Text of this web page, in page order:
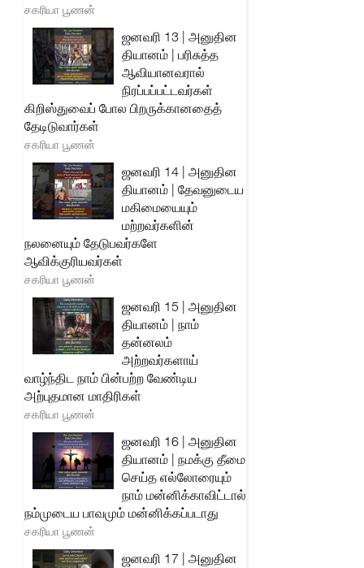
சகரியா பூணன்
ஜனவரி 13 | அனுதின
தியானம் | பரிசுத்த
ஆவியானவரால்
நிரப்பப்பட்டவர்கள்
கிறிஸ்துவைப் போல பிறருக்கானதைத்
தேடிடுவார்கள்
சகரியா பூணன்
ஜனவரி 14 | அனுதின
தியானம் | தேவனுடைய
மகிமையையும்
மற்றவர்களின்
நலனையும் தேடுபவர்களே
ஆவிக்குரியவர்கள்
சகரியா பூணன்
ஜனவரி 15 | அனுதின
தியானம் | நாம்
தன்னலம்
அற்றவர்களாய்
வாழ்ந்திட நாம் பின்பற்ற வேண்டிய
அற்புதமான மாதிரிகள்
சகரியா பூணன்
ஜனவரி 16 | அனுதின
தியானம் | நமக்கு தீமை
செய்த எல்லோரையும்
நாம் மன்னிக்காவிட்டால்
நம்முடைய பாவமும் மன்னிக்கப்படாது
சகரியா பூணன்
ஜனவரி 17 | அனுதின